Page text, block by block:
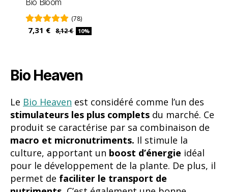
Bio Heaven
stimulateurs les plus complets
produit se caractérise par sa combinaison de
pour le développement de la plante. De plus, il
permet defaciliter le transport de
nutriments.
C’est également une bonne
alternative pour letraitement de plantes
stressées et/ou malades.Il a été pensé pour
être appliqué en association avec le Roots
Juice dès le début de la culture et jusqu’à la
dernière semaine de floraison. Son utilisation
est compatible avec les cultures en terre,
hydroponie, aéroponie et coco.